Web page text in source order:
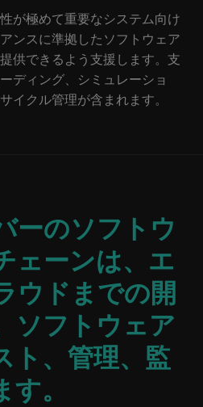
が極めて重要なシステム向け
ンスに準拠したソフトウェア
供できるよう支援します。支
ディング、シミュレーショ
イクル管理が含まれます。
ーのソフトウ
ェーンは、エ
ウドまでの開
ソフトウェア
ト、管理、監
。